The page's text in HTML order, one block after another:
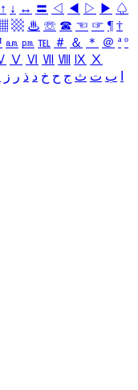
↑ ↓ ↔ 〓 ◁ ◀ ▷ ▶ ♤
▩ ♨ ☏ ☎ ☜ ☞ ¶ †
㏂ ㏘ ℡ ＃ ＆ ＊ ＠ ª º
Ⅴ Ⅵ Ⅶ Ⅷ Ⅸ Ⅹ
ب ت ث ج ح خ د ذ ر ز